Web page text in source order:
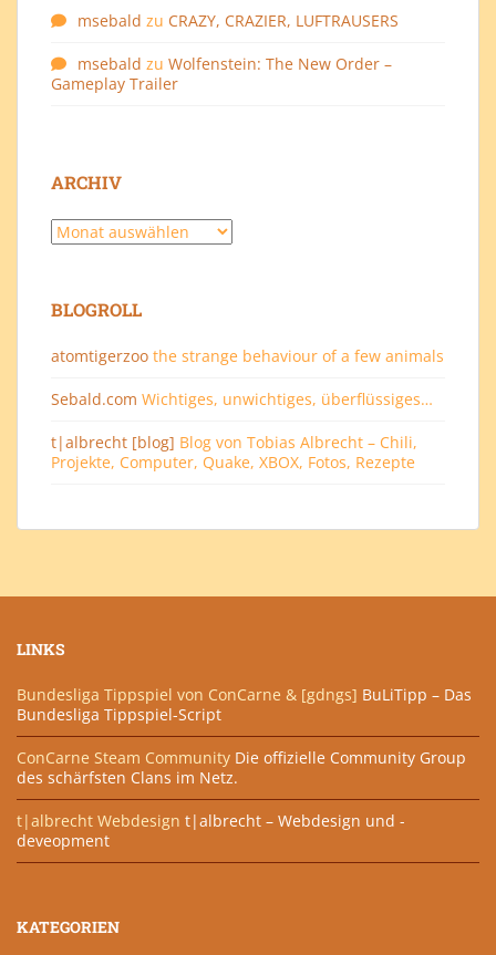
msebald zu CRAZY, CRAZIER, LUFTRAUSERS
msebald zu Wolfenstein: The New Order –
Gameplay Trailer
ARCHIV
Archiv
BLOGROLL
atomtigerzoo the strange behaviour of a few animals
Sebald.com Wichtiges, unwichtiges, überflüssiges…
t|albrecht [blog] Blog von Tobias Albrecht – Chili,
Projekte, Computer, Quake, XBOX, Fotos, Rezepte
LINKS
Bundesliga Tippspiel von ConCarne & [gdngs] BuLiTipp – Das
Bundesliga Tippspiel-Script
ConCarne Steam Community Die offizielle Community Group
des schärfsten Clans im Netz.
t|albrecht Webdesign t|albrecht – Webdesign und -
deveopment
KATEGORIEN